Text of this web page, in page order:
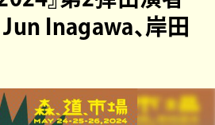
Jun Inagawa、岸田